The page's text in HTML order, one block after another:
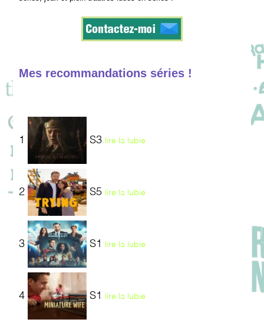
Mes recommandations séries !
1 S3 lire la lubie
2 S5 lire la lubie
3 S1 lire la lubie
4 S1 lire la lubie